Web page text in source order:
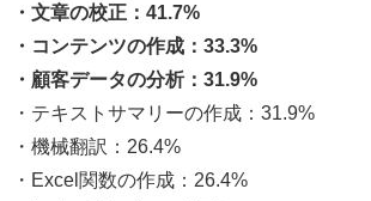
・文章の校正：41.7%
・コンテンツの作成：33.3%
・顧客データの分析：31.9%
・テキストサマリーの作成：31.9%
・機械翻訳：26.4%
・Excel関数の作成：26.4%